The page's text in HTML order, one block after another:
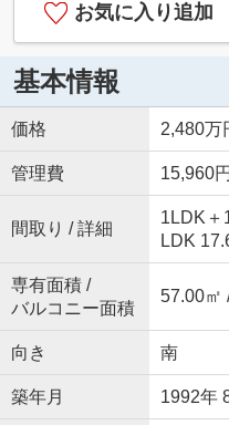
お気に入り追加
基本情報
価格 2,480万
管理費 15,960円
間取り / 詳細
1LDK＋
LDK
専有面積 /
バルコニー面積
57.00㎡
向き 南
築年月 1992年